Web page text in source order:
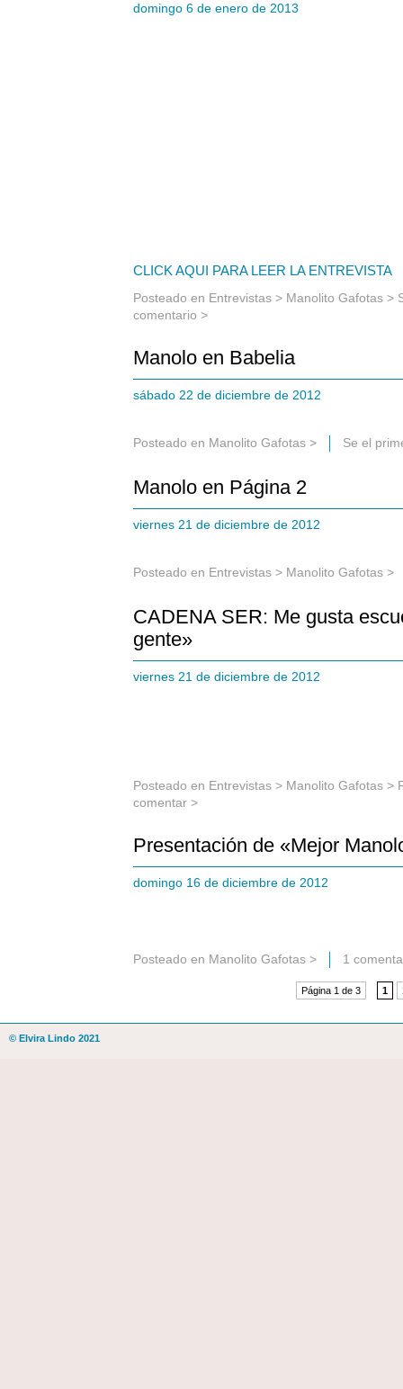
domingo 6 de enero de 2013
CLICK AQUI PARA LEER LA ENTREVISTA
Posteado en Entrevistas > Manolito Gafotas >
comentario >
Manolo en Babelia
sábado 22 de diciembre de 2012
Posteado en Manolito Gafotas > Se el
Manolo en Página 2
viernes 21 de diciembre de 2012
Posteado en Entrevistas > Manolito Gafotas >
CADENA SER: Me gusta
gente»
viernes 21 de diciembre de 2012
Posteado en Entrevistas > Manolito Gafotas >
comentar >
Presentación de «Mejor
domingo 16 de diciembre de 2012
Posteado en Manolito Gafotas > 1
Página 1 de 3 1
© Elvira Lindo 2021